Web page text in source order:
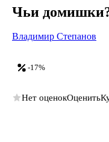
-17%
Чьи
Владимир Степанов
Нет оценокОценить